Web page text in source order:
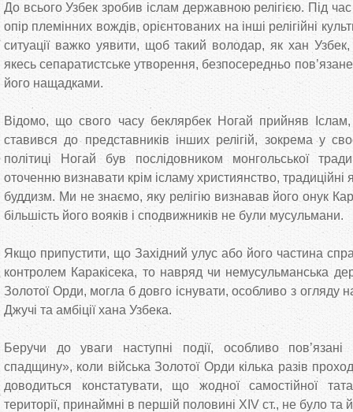
До всього Узбек зробив іслам державною релігією. Під час
опір племінних вождів, орієнтованих на інші релігійні
ситуації важко уявити, щоб такий володар, як хан
якесь сепаратистське утворення, безпосередньо
його нащадками.
Відомо, що свого часу беклярбек Ногай прийняв
ставився до представників інших релігій, зокрема у
політиці Ногай був послідовником монгольської
оточенню визнавати крім ісламу християнство, традиційні
буддизм. Ми не знаємо, яку релігію визнавав його онук
більшість його вояків і сподвижників не були мусульмани.
Якщо припустити, що Західний улус або його частина
контролем Каракісека, то навряд чи немусульманська
Золотої Орди, могла б довго існувати, особливо з огляду
Джучі та амбіції хана Узбека.
Беручи до уваги наступні події, особливо
спадщину», коли війська Золотої Орди кілька разів
доводиться констатувати, що жодної самостійної
території, принаймні в першій половині XIV ст., не було та